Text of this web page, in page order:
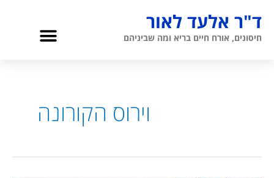
לתוכןד"ר אלעד לאור
חיסונים, אורח חיים בריא ומה שביניהם תפריט
וירוס הקורונה